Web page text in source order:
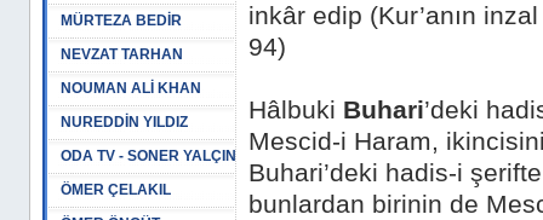
MÜRTEZA BEDİR
NEVZAT TARHAN
NOUMAN ALİ KHAN
NUREDDİN YILDIZ
ODA TV - SONER YALÇIN
ÖMER ÇELAKIL
inkâr edip (Kur’anın
94)
Hâlbuki Buhari’deki
Mescid-i Haram,
Buhari’deki hadis-i
bunlardan birinin de